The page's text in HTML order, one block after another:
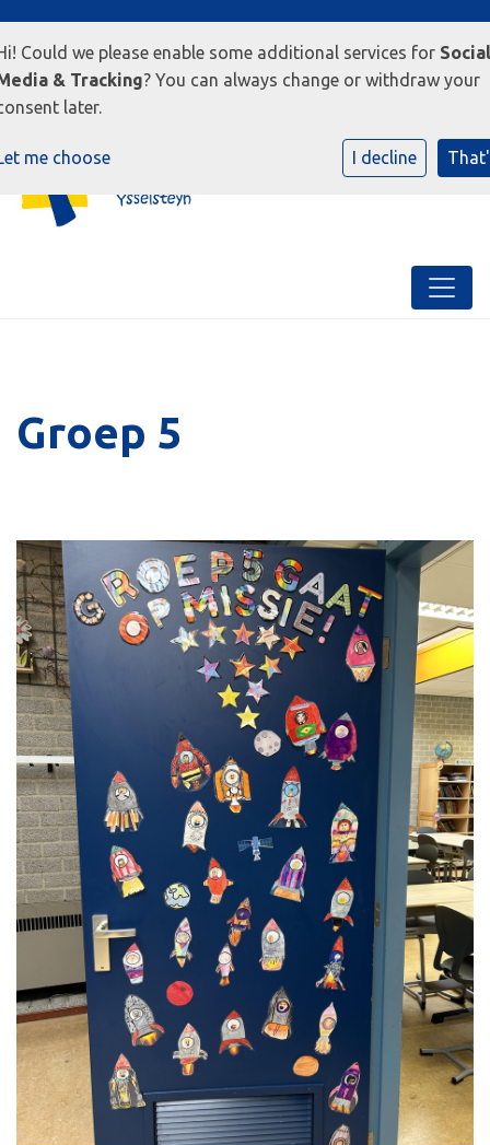
5813 CD Ysselsteyn 0478-545000 E-mailadres
Groep 5
Could we please enable some additional services for Social
& Tracking? You can always change or withdraw your
later.
me choose I decline